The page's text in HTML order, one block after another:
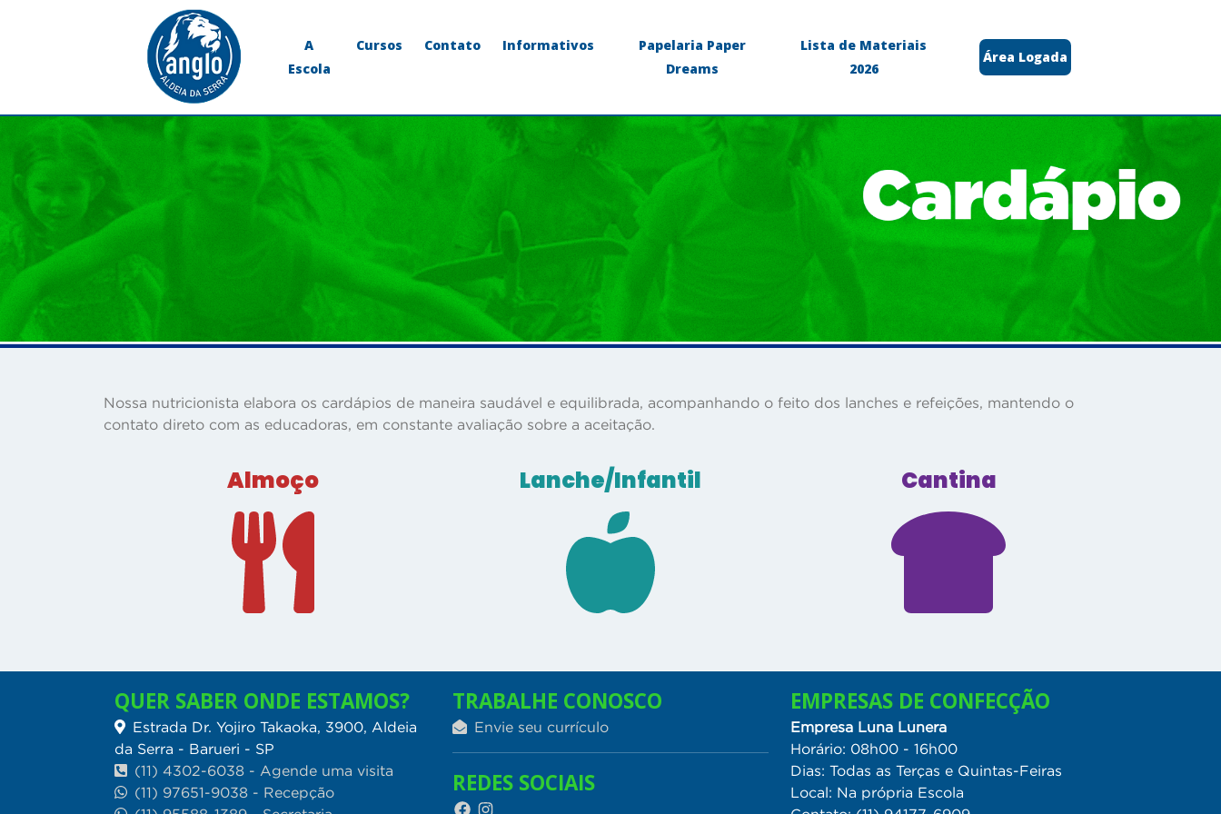
A
Escola
Cursos Contato Informativos
Papelaria Paper
Dreams
Lista de Materiais
2026
Área Logada
Nossa nutricionista elabora os cardápios de maneira saudável e equilibrada, acompanhando o feito dos lanches e refeições, mantendo o
contato direto com as educadoras, em constante avaliação sobre a aceitação.
Almoço Lanche/Infantil Cantina
QUER SABER ONDE ESTAMOS?
Estrada Dr. Yojiro Takaoka, 3900, Aldeia
da Serra - Barueri - SP
(11) 4302-6038 - Agende uma visita
(11) 97651-9038 - Recepção
TRABALHE CONOSCO
Envie seu currículo
REDES SOCIAIS
EMPRESAS DE CONFECÇÃO
Empresa Luna Lunera
Horário: 08h00 - 16h00
Dias: Todas as Terças e Quintas-Feiras
Local: Na própria Escola